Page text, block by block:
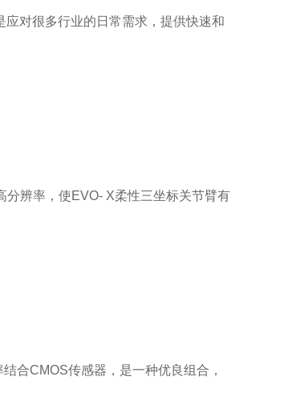
对很多行业的日常需求，提供快速和
辨率，使EVO- X柔性三坐标关节臂有
合CMOS传感器，是一种优良组合，